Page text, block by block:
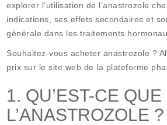
explorer l’utilisation de l’anastrozole
indications, ses effets secondaires et
générale dans les traitements
Souhaitez-vous acheter anastrozole ?
prix sur le site web de la plateforme
1. QU’EST-CE QUE
L’ANASTROZOLE ?